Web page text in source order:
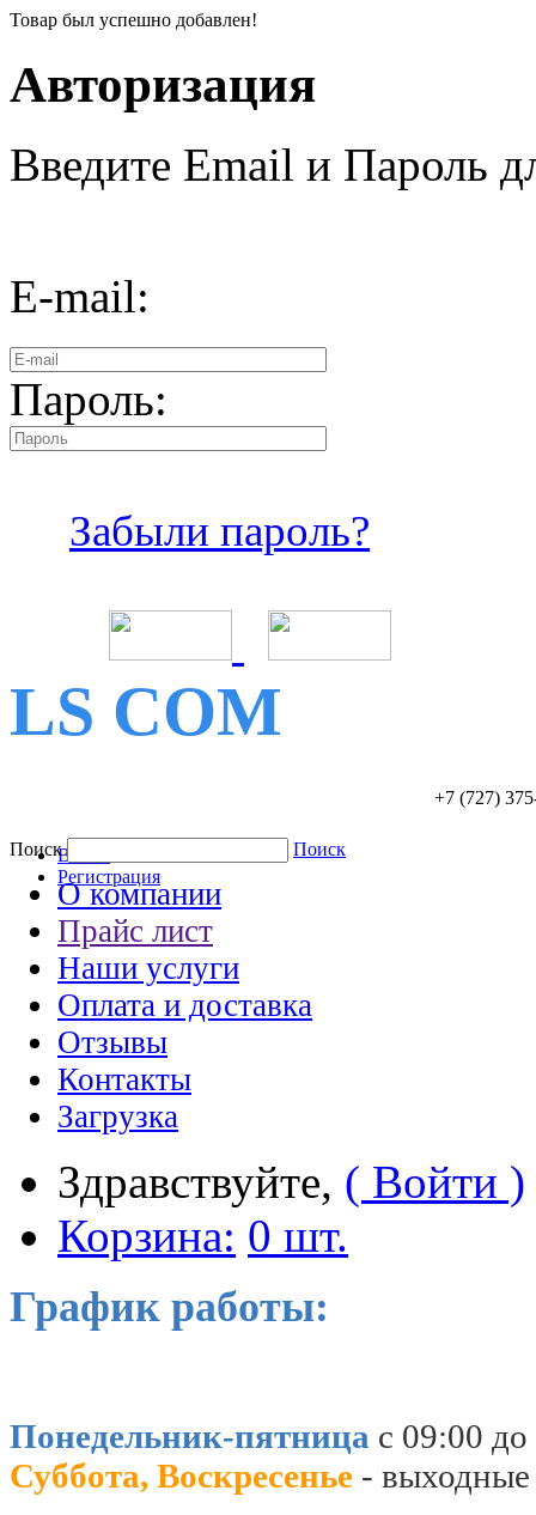
Товар был успешно добавлен!
Авторизация
Введите Email и Пароль
E-mail:
Пароль:
Забыли пароль?
LS COM
+7 (727)
Войти
Регистрация
Поиск Поиск
О компании
Прайс лист
Наши услуги
Оплата и доставка
Отзывы
Контакты
Загрузка
Здравствуйте, ( Войти )
Корзина: 0 шт.
График работы:
Понедельник-пятница с 09:00
Суббота, Воскресенье - выходные